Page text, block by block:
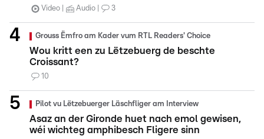
Video Audio 3
Grouss Ëmfro am Kader vum RTL Readers' Choice
Wou kritt een zu Lëtzebuerg de beschte
Croissant?
10
Pilot vu Lëtzebuerger Läschfliger am Interview
Asaz an der Gironde huet nach emol gewisen,
wéi wichteg amphibesch Fligere sinn